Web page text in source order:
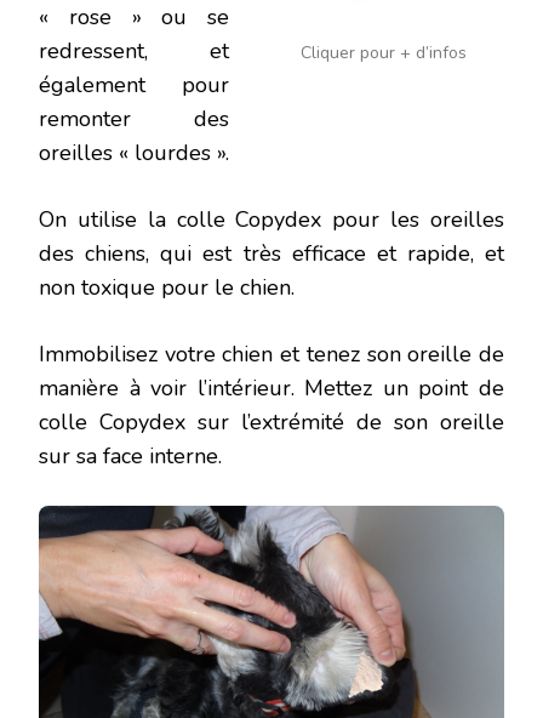
Cliquer pour + d’infos
« rose » ou se
redressent, et
également pour
remonter des
oreilles « lourdes ».
On utilise la colle Copydex pour les oreilles
des chiens, qui est très efficace et rapide, et
non toxique pour le chien.
Immobilisez votre chien et tenez son oreille de
manière à voir l’intérieur. Mettez un point de
colle Copydex sur l’extrémité de son oreille
sur sa face interne.